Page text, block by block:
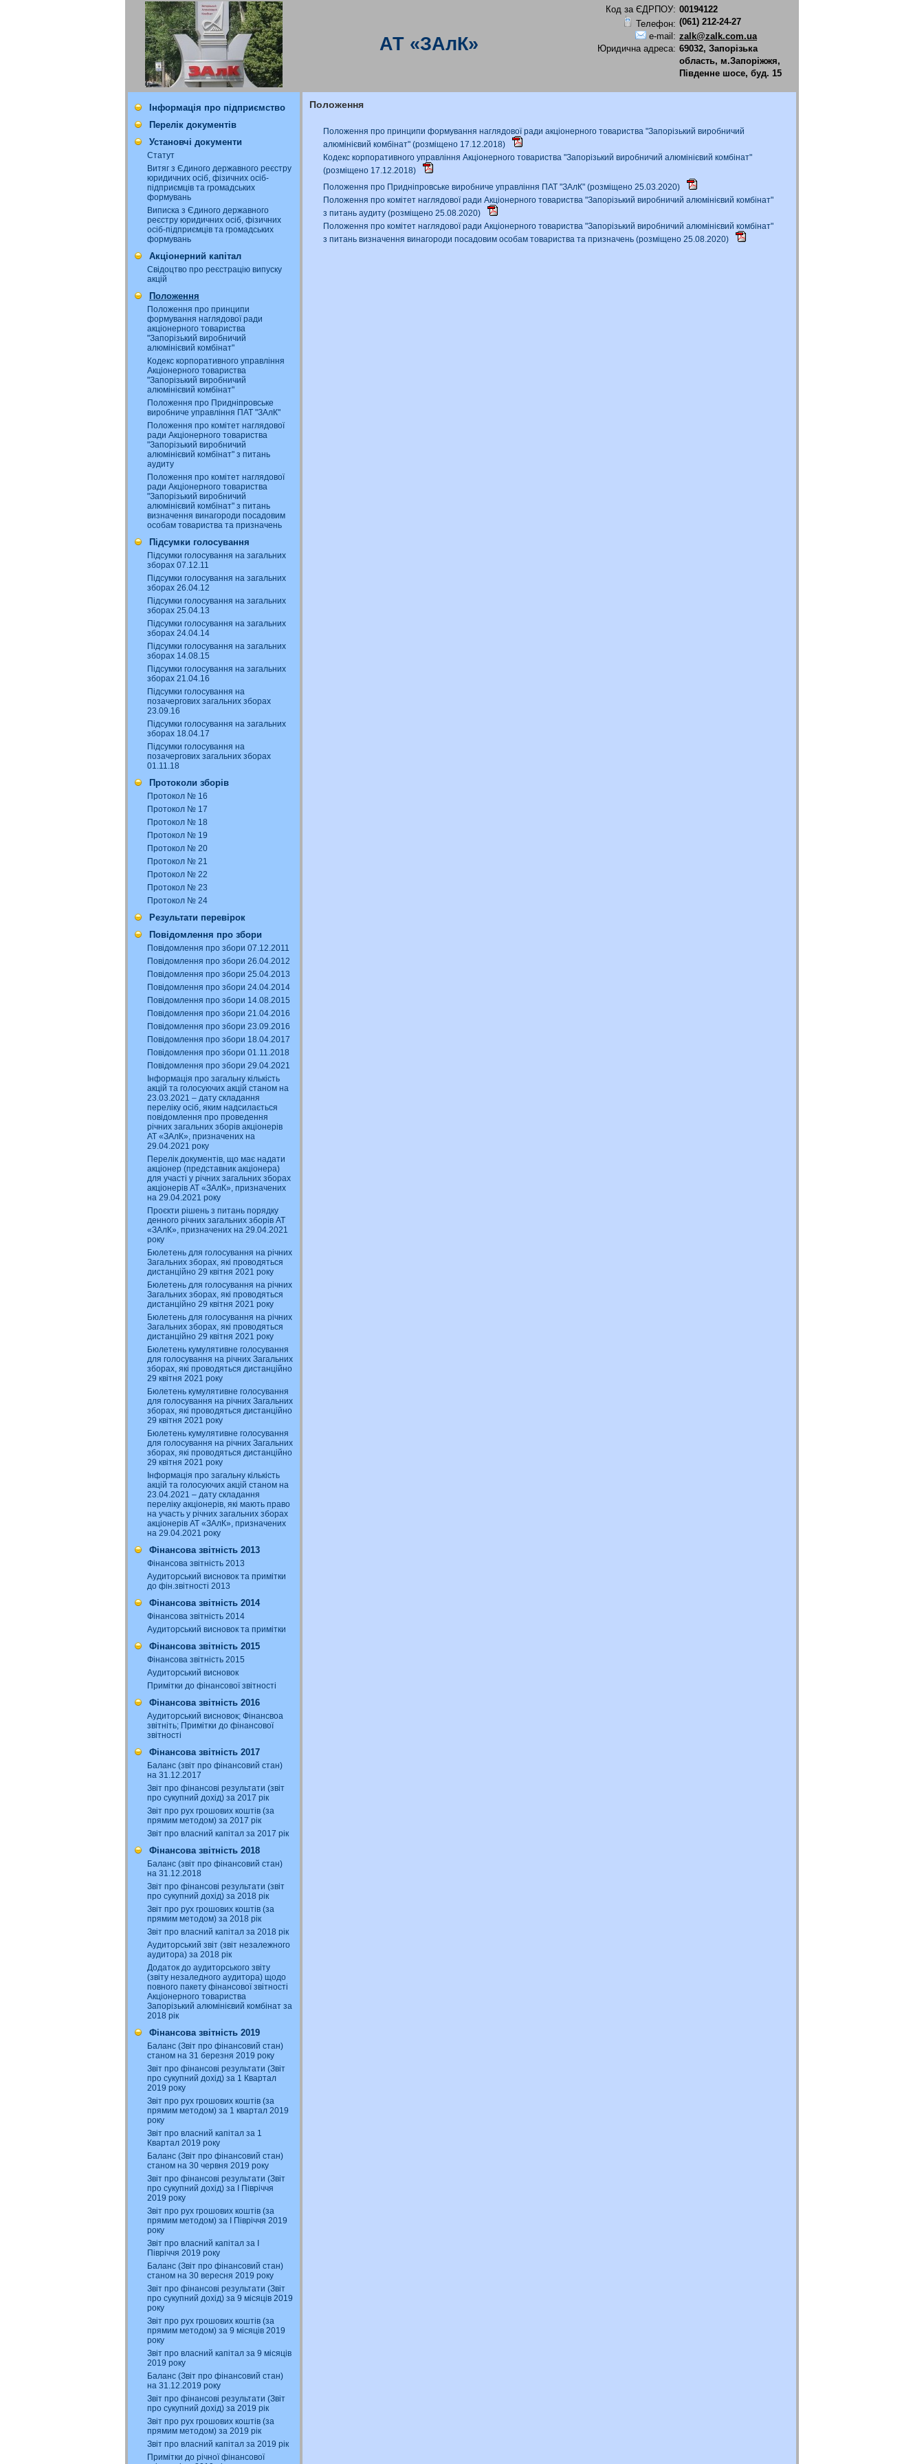
АТ «ЗАлК»
Код за ЄДРПОУ: 00194122
Телефон: (061) 212-24-27
e-mail: zalk@zalk.com.ua
Юридична адреса: 69032, Запорізька
область, м.Запоріжжя,
Південне шосе, буд. 15
Інформація про підприємство
Перелік документів
Установчі документи
Статут
Витяг з Єдиного державного реєстру
юридичних осіб, фізичних осіб-
підприємців та громадських
формувань
Виписка з Єдиного державного
реєстру юридичних осіб, фізичних
осіб-підприємців та громадських
формувань
Акціонерний капітал
Свідоцтво про реєстрацію випуску
акцій
Положення
Положення про принципи
формування наглядової ради
акціонерного товариства
"Запорізький виробничий
алюмінієвий комбінат"
Кодекс корпоративного управління
Акціонерного товариства
"Запорізький виробничий
алюмінієвий комбінат"
Положення про Придніпровське
виробниче управління ПАТ "ЗАлК"
Положення про комітет наглядової
ради Акціонерного товариства
"Запорізький виробничий
алюмінієвий комбінат" з питань
аудиту
Положення про комітет наглядової
ради Акціонерного товариства
"Запорізький виробничий
алюмінієвий комбінат" з питань
визначення винагороди посадовим
особам товариства та призначень
Підсумки голосування
Підсумки голосування на загальних
зборах 07.12.11
Підсумки голосування на загальних
зборах 26.04.12
Підсумки голосування на загальних
зборах 25.04.13
Підсумки голосування на загальних
зборах 24.04.14
Підсумки голосування на загальних
зборах 14.08.15
Підсумки голосування на загальних
зборах 21.04.16
Підсумки голосування на
позачергових загальних зборах
23.09.16
Підсумки голосування на загальних
зборах 18.04.17
Підсумки голосування на
позачергових загальних зборах
01.11.18
Протоколи зборів
Протокол № 16
Протокол № 17
Протокол № 18
Протокол № 19
Протокол № 20
Протокол № 21
Протокол № 22
Протокол № 23
Протокол № 24
Результати перевірок
Повідомлення про збори
Повідомлення про збори 07.12.2011
Повідомлення про збори 26.04.2012
Повідомлення про збори 25.04.2013
Повідомлення про збори 24.04.2014
Повідомлення про збори 14.08.2015
Повідомлення про збори 21.04.2016
Повідомлення про збори 23.09.2016
Повідомлення про збори 18.04.2017
Повідомлення про збори 01.11.2018
Повідомлення про збори 29.04.2021
Інформація про загальну кількість
акцій та голосуючих акцій станом на
23.03.2021 – дату складання
переліку осіб, яким надсилається
повідомлення про проведення
річних загальних зборів акціонерів
АТ «ЗАлК», призначених на
29.04.2021 року
Перелік документів, що має надати
акціонер (представник акціонера)
для участі у річних загальних зборах
акціонерів АТ «ЗАлК», призначених
на 29.04.2021 року
Проєкти рішень з питань порядку
денного річних загальних зборів АТ
«ЗАлК», призначених на 29.04.2021
року
Бюлетень для голосування на річних
Загальних зборах, які проводяться
дистанційно 29 квітня 2021 року
Бюлетень для голосування на річних
Загальних зборах, які проводяться
дистанційно 29 квітня 2021 року
Бюлетень для голосування на річних
Загальних зборах, які проводяться
дистанційно 29 квітня 2021 року
Бюлетень кумулятивне голосування
для голосування на річних Загальних
зборах, які проводяться дистанційно
29 квітня 2021 року
Бюлетень кумулятивне голосування
для голосування на річних Загальних
зборах, які проводяться дистанційно
29 квітня 2021 року
Бюлетень кумулятивне голосування
для голосування на річних Загальних
зборах, які проводяться дистанційно
29 квітня 2021 року
Інформація про загальну кількість
акцій та голосуючих акцій станом на
23.04.2021 – дату складання
переліку акціонерів, які мають право
на участь у річних загальних зборах
акціонерів АТ «ЗАлК», призначених
на 29.04.2021 року
Фінансова звітність 2013
Фінансова звітність 2013
Аудиторський висновок та примітки
до фін.звітності 2013
Фінансова звітність 2014
Фінансова звітність 2014
Аудиторський висновок та примітки
Фінансова звітність 2015
Фінансова звітність 2015
Аудиторський висновок
Примітки до фінансової звітності
Фінансова звітність 2016
Аудиторський висновок; Фінансвоа
звітніть; Примітки до фінансової
звітності
Фінансова звітність 2017
Баланс (звіт про фінансовий стан)
на 31.12.2017
Звіт про фінансові результати (звіт
про сукупний дохід) за 2017 рік
Звіт про рух грошових коштів (за
прямим методом) за 2017 рік
Звіт про власний капітал за 2017 рік
Фінансова звітність 2018
Баланс (звіт про фінансовий стан)
на 31.12.2018
Звіт про фінансові результати (звіт
про сукупний дохід) за 2018 рік
Звіт про рух грошових коштів (за
прямим методом) за 2018 рік
Звіт про власний капітал за 2018 рік
Аудиторський звіт (звіт незалежного
аудитора) за 2018 рік
Додаток до аудиторського звіту
(звіту незаледного аудитора) щодо
повного пакету фінансової звітності
Акціонерного товариства
Запорізький алюмінієвий комбінат за
2018 рік
Фінансова звітність 2019
Баланс (Звіт про фінансовий стан)
станом на 31 березня 2019 року
Звіт про фінансові результати (Звіт
про сукупний дохід) за 1 Квартал
2019 року
Звіт про рух грошових коштів (за
прямим методом) за 1 квартал 2019
року
Звіт про власний капітал за 1
Квартал 2019 року
Баланс (Звіт про фінансовий стан)
станом на 30 червня 2019 року
Звіт про фінансові результати (Звіт
про сукупний дохід) за І Півріччя
2019 року
Звіт про рух грошових коштів (за
прямим методом) за І Півріччя 2019
року
Звіт про власний капітал за І
Півріччя 2019 року
Баланс (Звіт про фінансовий стан)
станом на 30 вересня 2019 року
Звіт про фінансові результати (Звіт
про сукупний дохід) за 9 місяців 2019
року
Звіт про рух грошових коштів (за
прямим методом) за 9 місяців 2019
року
Звіт про власний капітал за 9 місяців
2019 року
Баланс (Звіт про фінансовий стан)
на 31.12.2019 року
Звіт про фінансові результати (Звіт
про сукупний дохід) за 2019 рік
Звіт про рух грошових коштів (за
прямим методом) за 2019 рік
Звіт про власний капітал за 2019 рік
Примітки до річної фінансової
Положення
Положення про принципи формування наглядової ради акціонерного товариства "Запорізький виробничий
алюмінієвий комбінат" (розміщено 17.12.2018)
Кодекс корпоративного управління Акціонерного товариства "Запорізький виробничий алюмінієвий комбінат"
(розміщено 17.12.2018)
Положення про Придніпровське виробниче управління ПАТ "ЗАлК" (розміщено 25.03.2020)
Положення про комітет наглядової ради Акціонерного товариства "Запорізький виробничий алюмінієвий комбінат"
з питань аудиту (розміщено 25.08.2020)
Положення про комітет наглядової ради Акціонерного товариства "Запорізький виробничий алюмінієвий комбінат"
з питань визначення винагороди посадовим особам товариства та призначень (розміщено 25.08.2020)